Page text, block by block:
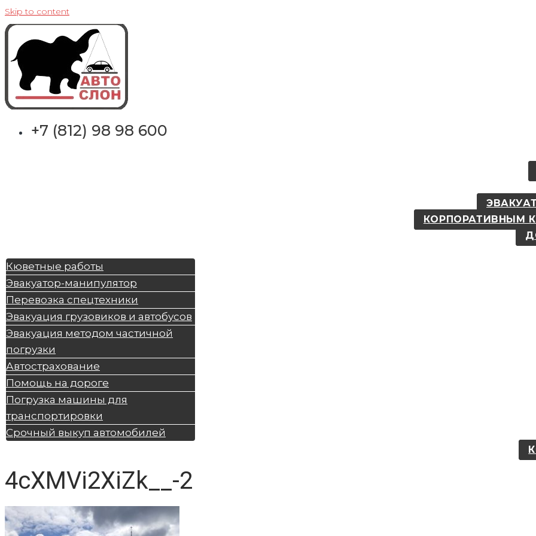
Skip to content
+7 (812) 98 98 600
КОРПОРАТИВНЫМ
Кюветные работы
Эвакуатор-манипулятор
Перевозка спецтехники
Эвакуация грузовиков и автобусов
Эвакуация методом частичной
погрузки
Автострахование
Помощь на дороге
Погрузка машины для
транспортировки
Срочный выкуп автомобилей
4cXMVi2XiZk__-2